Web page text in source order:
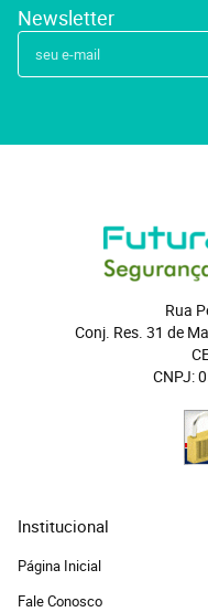
Newsletter
Rua
Conj. Res. 31 de
CNPJ:
Institucional
Página Inicial
Fale Conosco